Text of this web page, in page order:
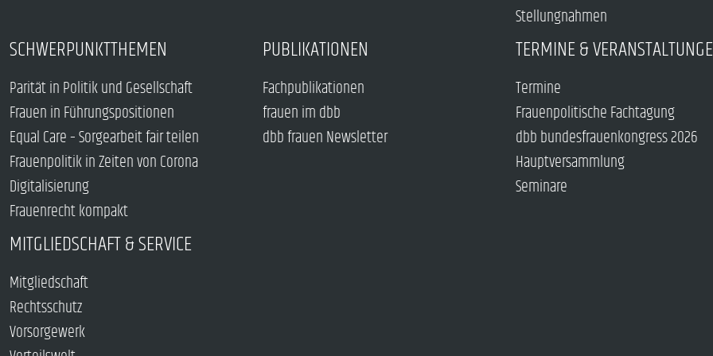
Stellungnahmen
SCHWERPUNKTTHEMEN
Parität in Politik und Gesellschaft
Frauen in Führungspositionen
Equal Care – Sorgearbeit fair teilen
Frauenpolitik in Zeiten von Corona
Digitalisierung
Frauenrecht kompakt
PUBLIKATIONEN
Fachpublikationen
frauen im dbb
dbb frauen Newsletter
TERMINE &
Termine
Frauenpolitische Fachtagung
dbb bundesfrauenkongress 2026
Hauptversammlung
Seminare
MITGLIEDSCHAFT & SERVICE
Mitgliedschaft
Rechtsschutz
Vorsorgewerk